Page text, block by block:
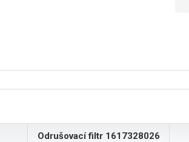
Odrušovací filtr 1617328026